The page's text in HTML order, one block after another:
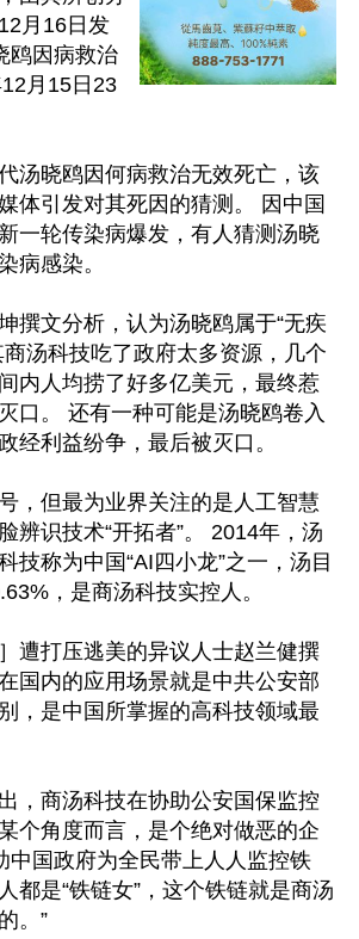
月16日发
鸥因病救治
月15日23
汤晓鸥因何病救治无效死亡，该
体引发对其死因的猜测。 因中国
一轮传染病爆发，有人猜测汤晓
病感染。
撰文分析，认为汤晓鸥属于“无疾
汤科技吃了政府太多资源，几个
内人均捞了好多亿美元，最终惹
口。 还有一种可能是汤晓鸥卷入
经利益纷争，最后被灭口。
，但最为业界关注的是人工智慧
辨识技术“开拓者”。 2014年，汤
技称为中国“AI四小龙”之一，汤目
，是商汤科技实控人。
遭打压逃美的异议人士赵兰健撰
国内的应用场景就是中共公安部
，是中国所掌握的高科技领域最
，商汤科技在协助公安国保监控
个角度而言，是个绝对做恶的企
中国政府为全民带上人人监控铁
都是“铁链女”，这个铁链就是商汤
。”